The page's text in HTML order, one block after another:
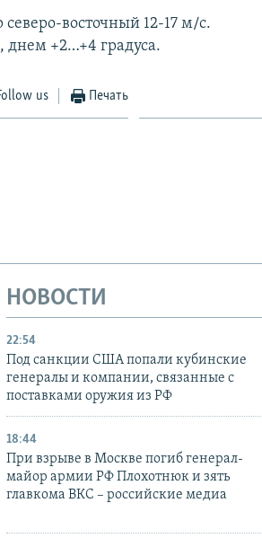
восточный 12-17 м/с.
днем +2…+4 градуса.
us Печать
НОВОСТИ
22:54
Под санкции США попали кубинские
генералы и компании, связанные с
поставками оружия из РФ
18:44
При взрыве в Москве погиб генерал-
майор армии РФ Плохотнюк и зять
главкома ВКС – российские медиа